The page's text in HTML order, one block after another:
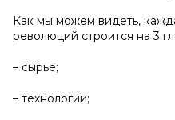
Как мы можем видеть,
революций строится на 3
– сырье;
– технологии;